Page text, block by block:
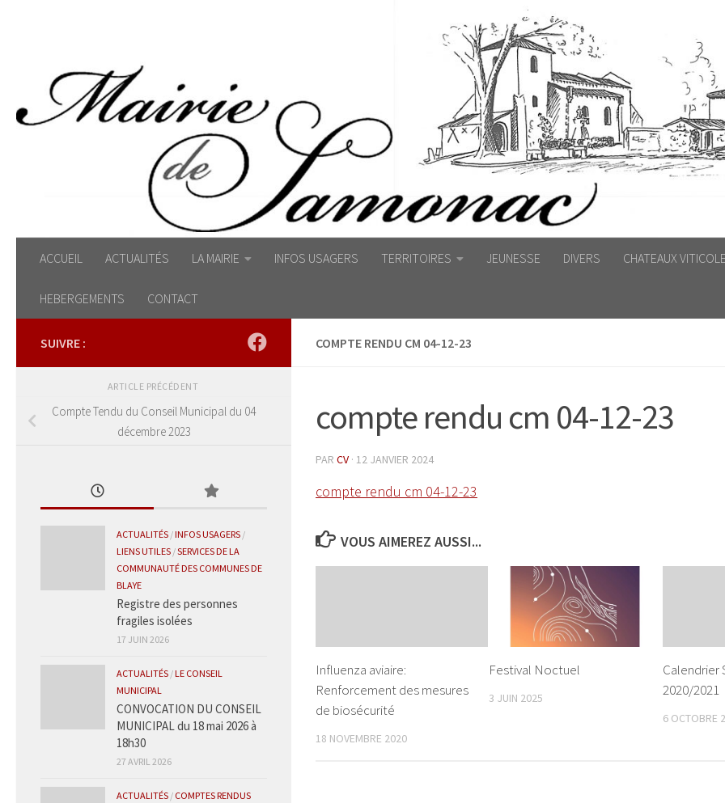
ACCUEIL ACTUALITÉS LA MAIRIE INFOS USAGERS TERRITOIRES JEUNESSE DIVERS CHATEAUX
HEBERGEMENTS CONTACT
COMPTE RENDU CM 04-12-23
compte rendu cm 04-12-23
PAR CV · 12 JANVIER 2024
compte rendu cm 04-12-23
VOUS AIMEREZ AUSSI...
Influenza aviaire:
Renforcement des mesures
de biosécurité
18 NOVEMBRE 2020
Festival Noctuel
3 JUIN 2025
Calendrier
2020/2021
6 OCTOBRE
SUIVRE :
ARTICLE PRÉCÉDENT
Compte Tendu du Conseil Municipal du 04
décembre 2023
ACTUALITÉS /INFOS USAGERS /
LIENS UTILES /SERVICES DE LA
COMMUNAUTÉ DES COMMUNES DE
BLAYE
Registre des personnes
fragiles isolées
17 JUIN 2026
ACTUALITÉS /LE CONSEIL
MUNICIPAL
CONVOCATION DU CONSEIL
MUNICIPAL du 18 mai 2026 à
18h30
27 AVRIL 2026
ACTUALITÉS / COMPTES RENDUS